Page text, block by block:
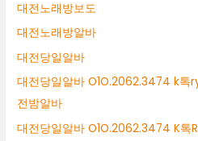
대전노래방보도
대전노래방알바
대전당일알바
대전당일알바 O1O.2062.3474 k
전밤알바
대전당일알바 O1O.2062.3474 K톡